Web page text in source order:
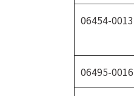
06454-0013
06495-0016